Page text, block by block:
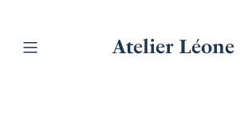
Atelier Léone